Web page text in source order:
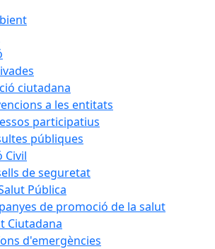
ciutadana
a les entitats
participatius
públiques
Civil
de seguretat
Pública
de promoció de la salut
Ciutadana
d'emergències